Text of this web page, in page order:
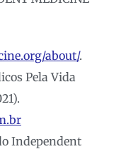
about/.
Pela Vida
Independent